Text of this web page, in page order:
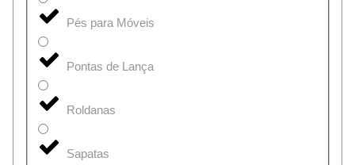
Pés para Móveis
Pontas de Lança
Roldanas
Sapatas